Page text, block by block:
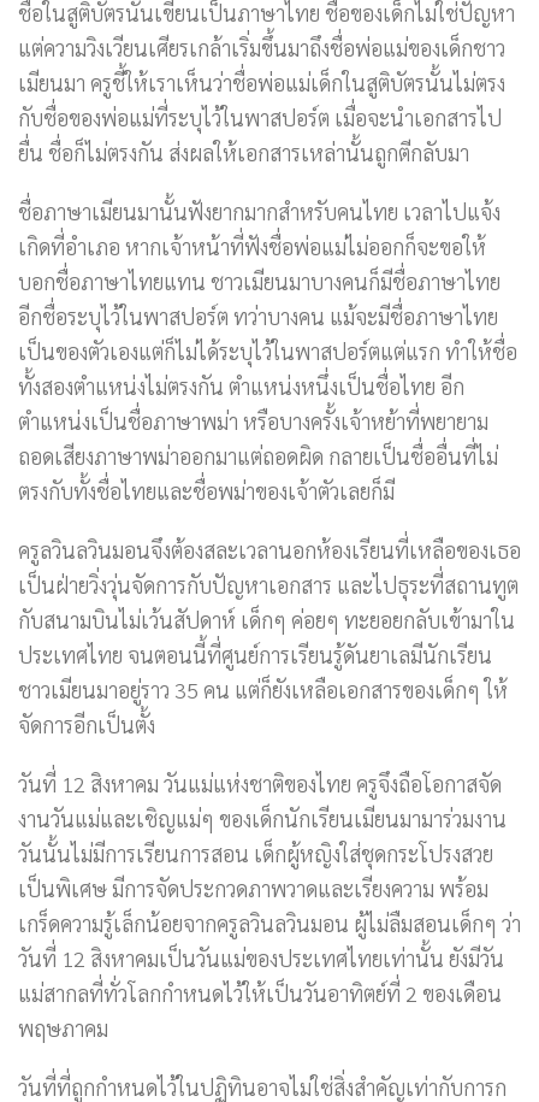
ชื่อในสูติบัตรนั้นเขียนเป็นภาษาไทย ชื่อของเด็กไม่ใช่ปัญหา
แต่ความวิงเวียนเศียรเกล้าเริ่มขึ้นมาถึงชื่อพ่อแม่ของเด็กชาว
เมียนมา ครูชี้ให้เราเห็นว่าชื่อพ่อแม่เด็กในสูติบัตรนั้นไม่ตรง
กับชื่อของพ่อแม่ที่ระบุไว้ในพาสปอร์ต เมื่อจะนำเอกสารไป
ยื่น ชื่อก็ไม่ตรงกัน ส่งผลให้เอกสารเหล่านั้นถูกตีกลับมา
ชื่อภาษาเมียนมานั้นฟังยากมากสำหรับคนไทย เวลาไปแจ้ง
เกิดที่อำเภอ หากเจ้าหน้าที่ฟังชื่อพ่อแม่ไม่ออกก็จะขอให้
บอกชื่อภาษาไทยแทน ชาวเมียนมาบางคนก็มีชื่อภาษาไทย
อีกชื่อระบุไว้ในพาสปอร์ต ทว่าบางคน แม้จะมีชื่อภาษาไทย
เป็นของตัวเองแต่ก็ไม่ได้ระบุไว้ในพาสปอร์ตแต่แรก ทำให้ชื่อ
ทั้งสองตำแหน่งไม่ตรงกัน ตำแหน่งหนึ่งเป็นชื่อไทย อีก
ตำแหน่งเป็นชื่อภาษาพม่า หรือบางครั้งเจ้าหย้าที่พยายาม
ถอดเสียงภาษาพม่าออกมาแต่ถอดผิด กลายเป็นชื่ออื่นที่ไม่
ตรงกับทั้งชื่อไทยและชื่อพม่าของเจ้าตัวเลยก็มี
ครูลวินลวินมอนจึงต้องสละเวลานอกห้องเรียนที่เหลือของเธอ
เป็นฝ่ายวิ่งวุ่นจัดการกับปัญหาเอกสาร และไปธุระที่สถานทูต
กับสนามบินไม่เว้นสัปดาห์ เด็กๆ ค่อยๆ ทะยอยกลับเข้ามาใน
ประเทศไทย จนตอนนี้ที่ศูนย์การเรียนรู้ดันยาเลมีนักเรียน
ชาวเมียนมาอยู่ราว 35 คน แต่ก็ยังเหลือเอกสารของเด็กๆ ให้
จัดการอีกเป็นตั้ง
วันที่ 12 สิงหาคม วันแม่แห่งชาติของไทย ครูจึงถือโอกาสจัด
งานวันแม่และเชิญแม่ๆ ของเด็กนักเรียนเมียนมามาร่วมงาน
วันนั้นไม่มีการเรียนการสอน เด็กผู้หญิงใส่ชุดกระโปรงสวย
เป็นพิเศษ มีการจัดประกวดภาพวาดและเรียงความ พร้อม
เกร็ดความรู้เล็กน้อยจากครูลวินลวินมอน ผู้ไม่ลืมสอนเด็กๆ ว่า
วันที่ 12 สิงหาคมเป็นวันแม่ของประเทศไทยเท่านั้น ยังมีวัน
แม่สากลที่ทั่วโลกกำหนดไว้ให้เป็นวันอาทิตย์ที่ 2 ของเดือน
พฤษภาคม
วันที่ที่ถูกกำหนดไว้ในปฏิทินอาจไม่ใช่สิ่งสำคัญเท่ากับการก